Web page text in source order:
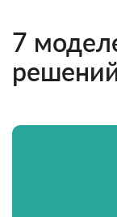
7